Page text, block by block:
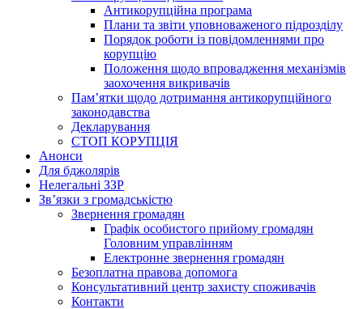
Антикорупційна програма
Плани та звіти уповноваженого підрозділу
Порядок роботи із повідомленнями про
корупцію
Положення щодо впровадження механізмів
заохочення викривачів
Пам’ятки щодо дотримання антикорупційного
законодавства
Декларування
СТОП КОРУПЦІЯ
Анонси
Для бджолярів
Нелегальні ЗЗР
Зв’язки з громадськістю
Звернення громадян
Графік особистого прийому громадян
Головним управлінням
Електронне звернення громадян
Безоплатна правова допомога
Консультативний центр захисту споживачів
Контакти